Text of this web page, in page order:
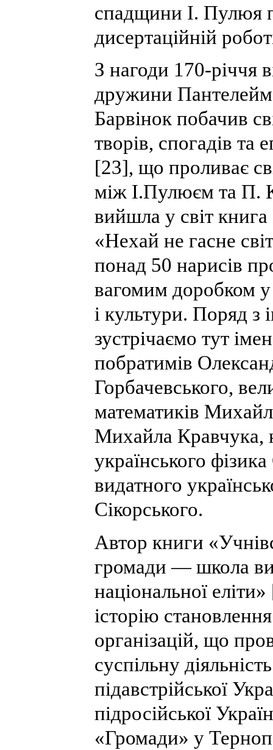
спадщини І. Пулюя
дисертаційній
З нагоди 170-річчя
дружини
Барвінок побачив
творів, спогадів та
[23], що проливає
між І.Пулюєм та П.
вийшла у світ
«Нехай не гасне
понад 50 нарисів
вагомим доробком
і культури. Поряд з
зустрічаємо тут
побратимів
Горбачевського,
математиків
Михайла Кравчука,
українського
видатного
Сікорського.
Автор книги
громади — школа
національної
історію
організацій, що
суспільну
підавстрійської
підросійської
«Громади» у